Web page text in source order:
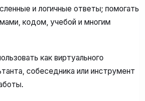
и логичные ответы; помогать
кодом, учебой и многим
как виртуального
собеседника или инструмент